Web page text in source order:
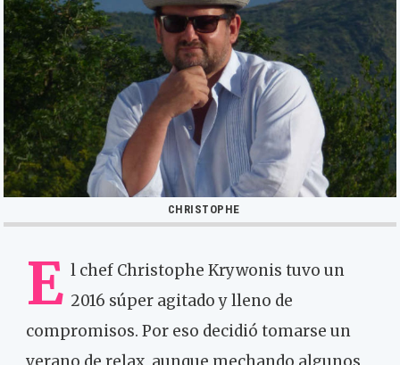
CHRISTOPHE
E l chef Christophe Krywonis tuvo un
2016 súper agitado y lleno de
compromisos. Por eso decidió tomarse un
verano de relax, aunque mechando algunos